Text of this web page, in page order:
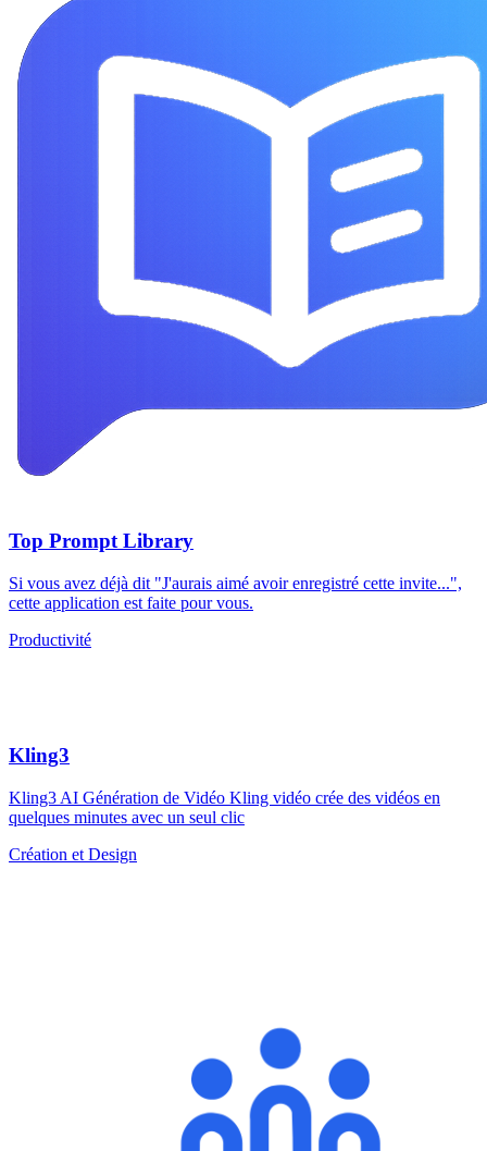
Top Prompt Library
Si vous avez déjà dit "J'aurais aimé avoir enregistré cette invite...",
cette application est faite pour vous.
Productivité
Kling3
Kling3 AI Génération de Vidéo Kling vidéo crée des vidéos en
quelques minutes avec un seul clic
Création et Design